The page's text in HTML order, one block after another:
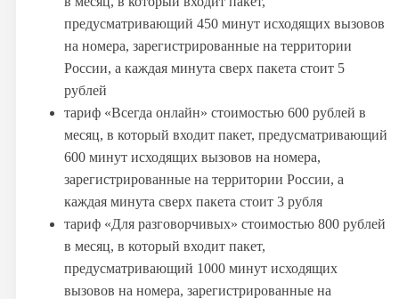
предусматривающий 450 минут исходящих вызовов
на номера, зарегистрированные на территории
России, а каждая минута сверх пакета стоит 5
рублей
тариф «Всегда онлайн» стоимостью 600 рублей в
месяц, в который входит пакет, предусматривающий
600 минут исходящих вызовов на номера,
зарегистрированные на территории России, а
каждая минута сверх пакета стоит 3 рубля
тариф «Для разговорчивых» стоимостью 800 рублей
в месяц, в который входит пакет,
предусматривающий 1000 минут исходящих
вызовов на номера, зарегистрированные на